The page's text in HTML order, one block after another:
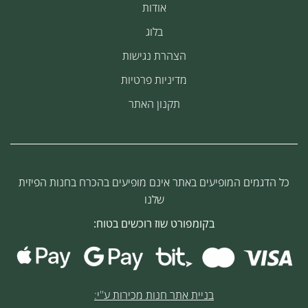
אודות
בלוג
הצהרת נגישות
מדיניות פרטיות
תקנון האתר
כל הדגמים המופיעים באתר אינם מופיעים בהכרח בחנות הפיזית
שלנו
בקומפורט שוז רוכשים בטוח:
בניית אתר חנות מכירות ע''י: